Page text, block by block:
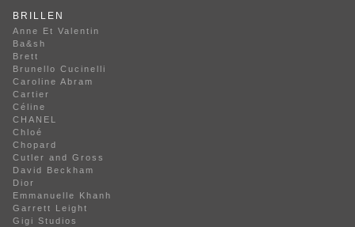
BRILLEN
Anne Et Valentin
Ba&sh
Brett
Brunello Cucinelli
Caroline Abram
Cartier
Céline
CHANEL
Chloé
Chopard
Cutler and Gross
David Beckham
Dior
Emmanuelle Khanh
Garrett Leight
Gigi Studios